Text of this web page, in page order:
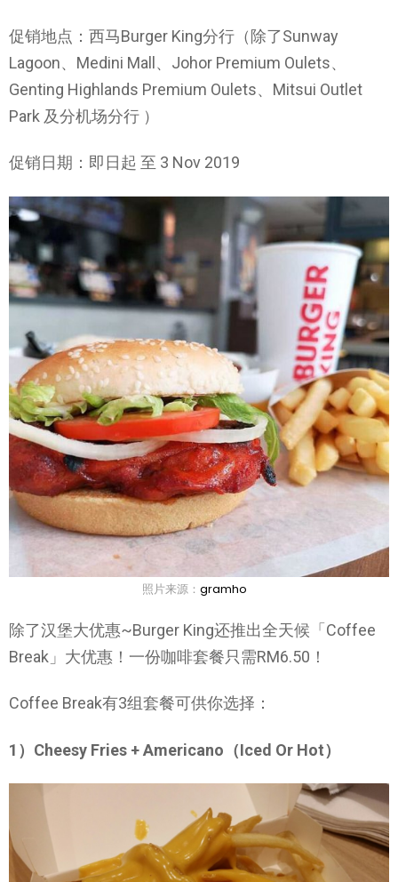
促销地点：西马Burger King分行（除了Sunway
Lagoon、Medini Mall、Johor Premium Oulets、
Genting Highlands Premium Oulets、Mitsui Outlet
Park 及分机场分行 ）
促销日期：即日起 至 3 Nov 2019
照片来源： gramho
除了汉堡大优惠~Burger King还推出全天候「Coffee
Break」大优惠！一份咖啡套餐只需RM6.50！
Coffee Break有3组套餐可供你选择：
1）Cheesy Fries + Americano（Iced Or Hot）